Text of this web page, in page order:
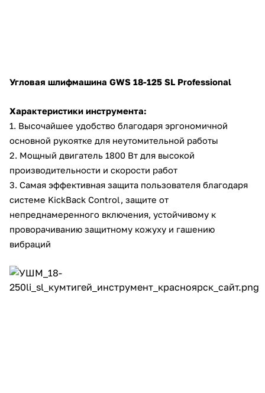
Угловая шлифмашина GWS 18-125 SL Professional
Характеристики инструмента:
1. Высочайшее удобство благодаря эргономичной
основной рукоятке для неутомительной работы
2. Мощный двигатель 1800 Вт для высокой
производительности и скорости работ
3. Самая эффективная защита пользователя благодаря
системе KickBack Control, защите от
непреднамеренного включения, устойчивому к
проворачиванию защитному кожуху и гашению
вибраций
Подробнее
об оплате Плайтом
раз в 2 недели
Остались вопросы?
8 800 302-02-51
plait.ru